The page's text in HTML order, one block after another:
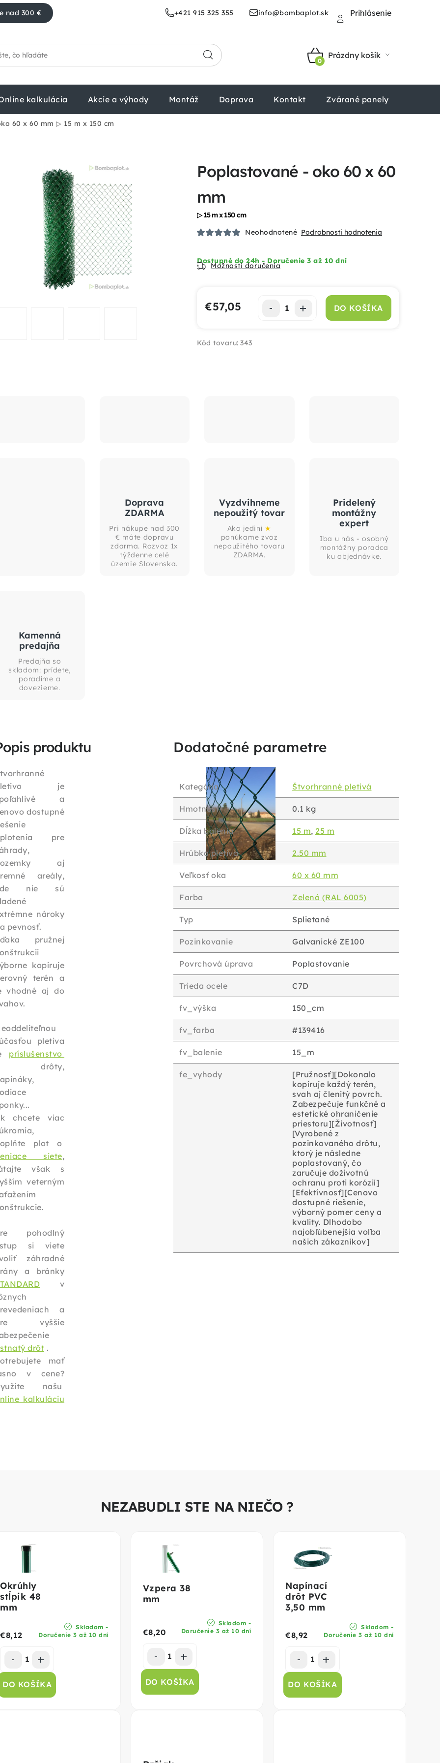
nad 300 € +421 915 325 355 info@bombaplot.sk Prihlásenie
NÁKUPNÝ
Prázdny košík
kalkulácia Akcie a výhody Montáž Doprava Kontakt Zvárané panely
60 x 60 mm ▷ 15 m x 150 cm
Poplastované - oko 60 x 60
mm
▷ 15 m x 150 cm
Neohodnotené Podrobnosti hodnotenia
Dostupné do 24h - Doručenie 3 až 10 dní
Možnosti doručenia
€57,05 DO KOŠÍKA
Kód tovaru: 343
Doprava
ZDARMA
Pri nákupe nad 300
€ máte dopravu
zdarma. Rozvoz 1x
týždenne celé
územie Slovenska.
Vyzdvihneme
nepoužitý tovar
Ako jediní ★
ponúkame zvoz
nepoužitého tovaru
ZDARMA.
Pridelený
montážny
expert
Iba u nás - osobný
montážny poradca
ku objednávke.
Kamenná
predajňa
Predajňa so
skladom: prídete,
poradíme a
dovezieme.
produktu
je
a
dostupné
pre
aj
areály,
nie sú
nároky
pevnosť.
pružnej
kopíruje
terén a
vhodné aj do
pletiva
príslušenstvo
drôty,
chcete viac
plot o
siete,
však s
veterným
pohodlný
si viete
záhradné
a bránky
v
a
vyššie
drôt .
mať
v cene?
našu
kalkuláciu
Dodatočné parametre
Kategória Štvorhranné pletivá
Hmotnosť 0.1 kg
Dĺžka balenia 15 m, 25 m
Hrúbka pletiva 2.50 mm
Veľkosť oka 60 x 60 mm
Farba Zelená (RAL 6005)
Typ Splietané
Pozinkovanie Galvanické ZE100
Povrchová úprava Poplastovanie
Trieda ocele C7D
fv_výška 150_cm
fv_farba #139416
fv_balenie 15_m
fe_vyhody
[Pružnosť][Dokonalo
kopíruje každý terén,
svah aj členitý povrch.
Zabezpečuje funkčné a
estetické ohraničenie
priestoru][Životnosť]
[Vyrobené z
pozinkovaného drôtu,
ktorý je následne
poplastovaný, čo
zaručuje doživotnú
ochranu proti korózií]
[Efektívnosť][Cenovo
dostupné riešenie,
výborný pomer ceny a
kvality. Dlhodobo
najobľúbenejšia voľba
našich zákazníkov]
NEZABUDLI STE NA NIEČO ?
Okrúhly
stĺpik 48
mm
Skladom -
Doručenie 3 až 10 dní
€8,12
DO KOŠÍKA
Vzpera 38
mm
Skladom -
Doručenie 3 až 10 dní
€8,20
DO KOŠÍKA
Napínací
drôt PVC
3,50 mm
Skladom -
Doručenie 3 až 10 dní
€8,92
DO KOŠÍKA